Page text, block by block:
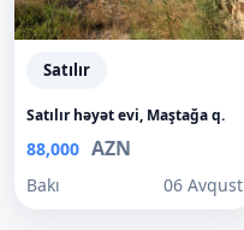
Satılır
Satılır həyət evi, Maştağa q.
88,000 AZN
Bakı 06 Avqust